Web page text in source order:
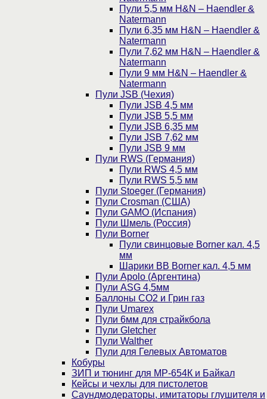
Пули 5,5 мм H&N – Haendler &
Natermann
Пули 6,35 мм H&N – Haendler &
Natermann
Пули 7,62 мм H&N – Haendler &
Natermann
Пули 9 мм H&N – Haendler &
Natermann
Пули JSB (Чехия)
Пули JSB 4,5 мм
Пули JSB 5,5 мм
Пули JSB 6,35 мм
Пули JSB 7,62 мм
Пули JSB 9 мм
Пули RWS (Германия)
Пули RWS 4,5 мм
Пули RWS 5,5 мм
Пули Stoeger (Германия)
Пули Crosman (США)
Пули GAMO (Испания)
Пули Шмель (Россия)
Пули Borner
Пули свинцовые Borner кал. 4,5
мм
Шарики BB Borner кал. 4,5 мм
Пули Apolo (Аргентина)
Пули ASG 4,5мм
Баллоны CO2 и Грин газ
Пули Umarex
Пули 6мм для страйкбола
Пули Gletcher
Пули Walther
Пули для Гелевых Автоматов
Кобуры
ЗИП и тюнинг для МР-654К и Байкал
Кейсы и чехлы для пистолетов
Саундмодераторы, имитаторы глушителя и